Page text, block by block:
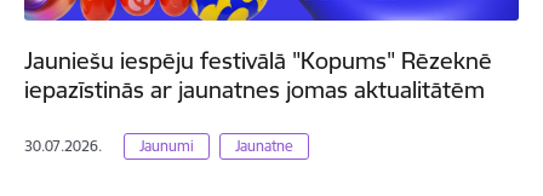
Jauniešu iespēju festivālā "Kopums" Rēzeknē
iepazīstinās ar jaunatnes jomas aktualitātēm
30.07.2026. Jaunumi Jaunatne